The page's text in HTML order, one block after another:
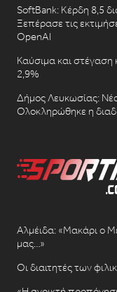
SoftBank: Κέρδη 8,5
Ξεπέρασε τις
OpenAI
Καύσιμα και
2,9%
Δήμος Λευκωσίας:
Ολοκληρώθηκε η
Αλμέιδα: «Μακάρι ο
μας…»
Οι διαιτητές των